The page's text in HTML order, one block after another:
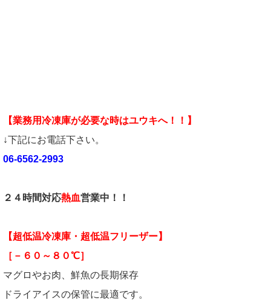
【業務用冷凍庫が必要な時はユウキへ！！】
↓下記にお電話下さい。
06-6562-2993
２４時間対応熱血営業中！！
【超低温冷凍庫・超低温フリーザー】
［－６０～８０℃］
マグロやお肉、鮮魚の長期保存
ドライアイスの保管に最適です。